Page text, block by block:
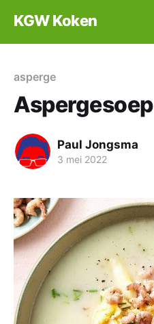
KGW Koken
asperge
Aspergesoep
Paul Jongsma
3 mei 2022